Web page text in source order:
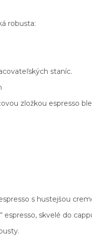
robusta:
staníc.
zložkou espresso
s hustejšou
espresso, skvelé do